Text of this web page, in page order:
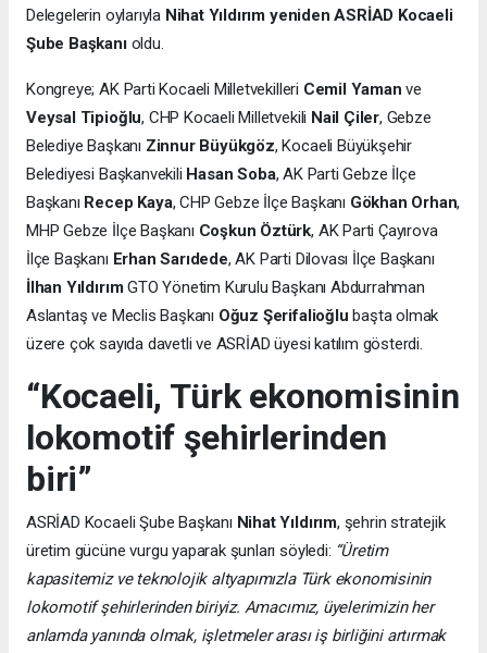
Delegelerin oylarıyla Nihat Yıldırım yeniden ASRİAD Kocaeli
Şube Başkanıoldu.
Kongreye; AK Parti Kocaeli Milletvekilleri Cemil Yaman ve
Veysal Tipioğlu, CHP Kocaeli Milletvekili Nail Çiler, Gebze
Belediye Başkanı Zinnur Büyükgöz, Kocaeli Büyükşehir
Belediyesi Başkanvekili Hasan Soba, AK Parti Gebze İlçe
Başkanı Recep Kaya, CHP Gebze İlçe Başkanı Gökhan Orhan,
MHP Gebze İlçe Başkanı Coşkun Öztürk, AK Parti Çayırova
İlçe Başkanı Erhan Sarıdede, AK Parti Dilovası İlçe Başkanı
İlhan YıldırımGTO Yönetim Kurulu Başkanı Abdurrahman
Aslantaş ve Meclis Başkanı Oğuz Şerifalioğlu başta olmak
üzere çok sayıda davetli ve ASRİAD üyesi katılım gösterdi.
“Kocaeli, Türk ekonomisinin
lokomotif şehirlerinden
biri”
ASRİAD Kocaeli Şube Başkanı Nihat Yıldırım, şehrin stratejik
üretim gücüne vurgu yaparak şunları söyledi: “Üretim
kapasitemiz ve teknolojik altyapımızla Türk ekonomisinin
lokomotif şehirlerinden biriyiz. Amacımız, üyelerimizin her
anlamda yanında olmak, işletmeler arası iş birliğini artırmak